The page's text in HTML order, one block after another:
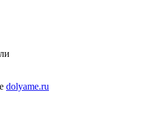
dolyame.ru